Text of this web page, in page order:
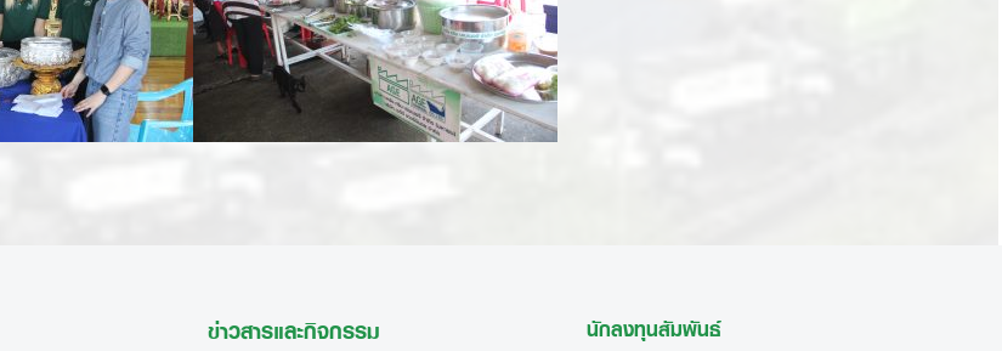
ข่าวสารและกิจกรรม นักลงทุนสัมพันธ์